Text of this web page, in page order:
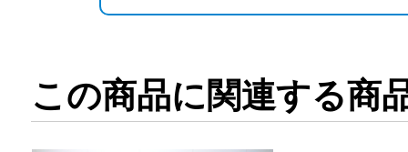
この商品に関連する商